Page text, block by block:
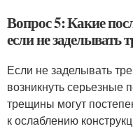
Вопрос 5: Какие
если не заделывать
Если не заделывать
возникнуть серьезные
трещины могут
к ослаблению